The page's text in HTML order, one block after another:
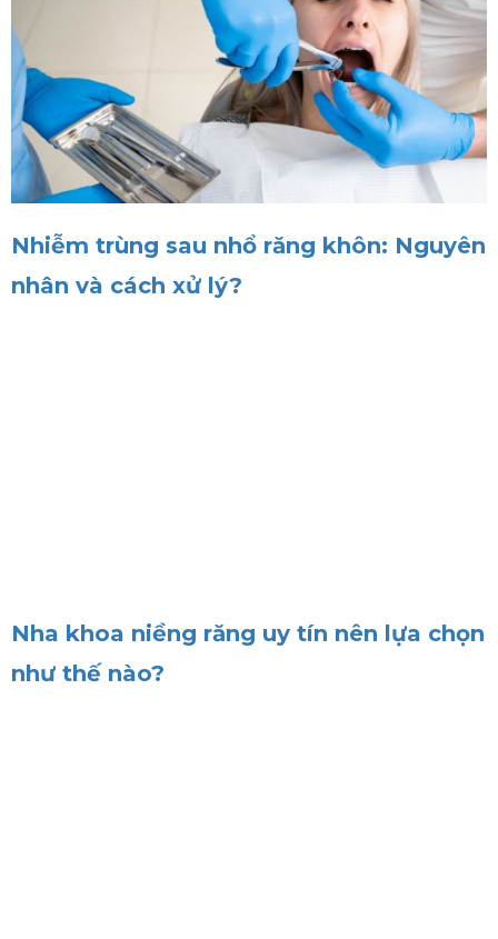
Nhiễm trùng sau nhổ răng khôn: Nguyên
nhân và cách xử lý?
Nha khoa niềng răng uy tín nên lựa chọn
như thế nào?